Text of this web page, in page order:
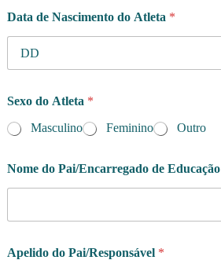
Data de Nascimento do Atleta *
Sexo do Atleta *
Masculino
Feminino Outro
Nome do Pai/Encarregado de Educação
Apelido do Pai/Responsável *